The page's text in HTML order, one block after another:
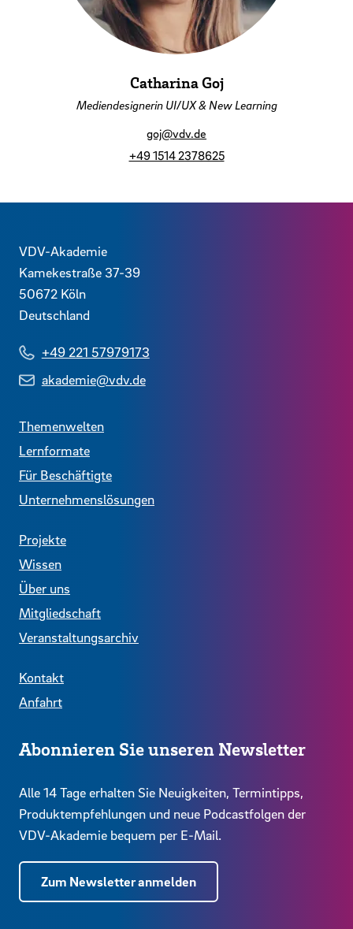
Catharina Goj
Mediendesignerin UI/UX & New Learning
goj@vdv.de
+49 1514 2378625
Kontaktdaten und weitere Links
VDV-Akademie
Kamekestraße 37-39
50672 Köln
Deutschland
+49 221 57979173
akademie@vdv.de
Abonnieren Sie unseren Newsletter
Alle 14 Tage erhalten Sie Neuigkeiten, Termintipps,
Produktempfehlungen und neue Podcastfolgen der
VDV-Akademie bequem per E-Mail.
Zum Newsletter anmelden
Themenwelten
Lernformate
Für Beschäftigte
Unternehmenslösungen
Projekte
Wissen
Über uns
Mitgliedschaft
Veranstaltungsarchiv
Kontakt
Anfahrt